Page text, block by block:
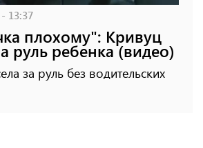
13:37
плохому": Кривуц
руль ребенка (видео)
за руль без водительских